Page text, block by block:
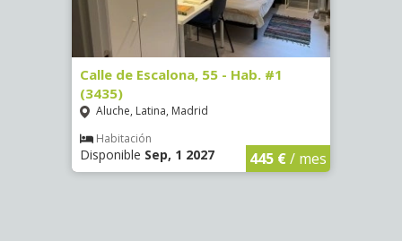
Calle de Escalona, 55 - Hab. #1
(3435)
Aluche, Latina, Madrid
Habitación
Disponible Sep, 1 2027 445 €/ mes